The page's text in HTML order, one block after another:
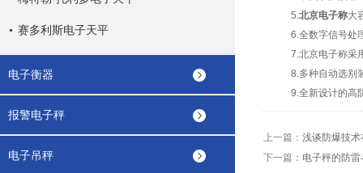
赛多利斯电子天平
电子衡器
报警电子秤
电子吊秤
5.北京电子称大
6.全数字信号处
7.北京电子称采
8.多种自动选别
9.全新设计的高
上一篇： 浅谈防爆技
下一篇： 电子秤的防